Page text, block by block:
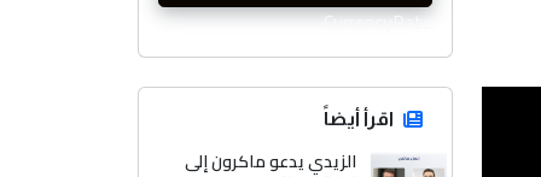
CurrencyRate
اقرأ أيضاً
الزيدي يدعو ماكرون إلى